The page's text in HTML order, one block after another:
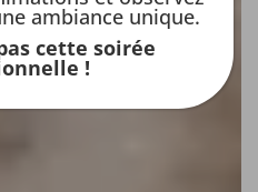
ambiance unique.
cette soirée
!